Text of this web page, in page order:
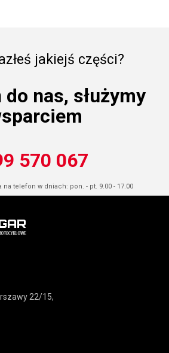
jakiejś części?
do nas, służymy
570 067
telefon w dniach: pon. - pt. 9.00 - 17.00
22/15,